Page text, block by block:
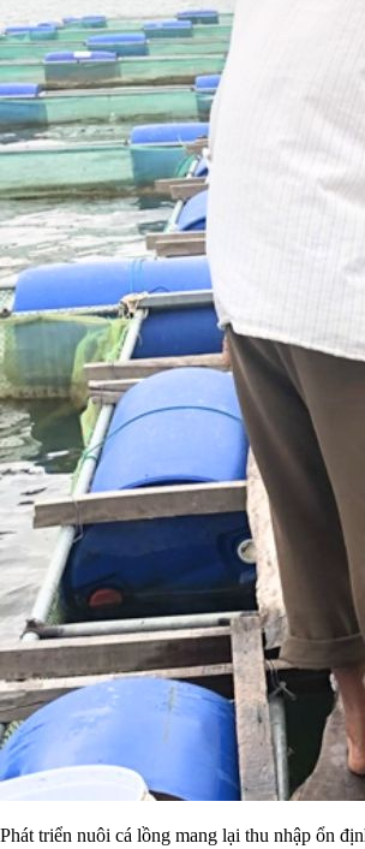
Phát triển nuôi cá lồng mang lại thu nhập ổn